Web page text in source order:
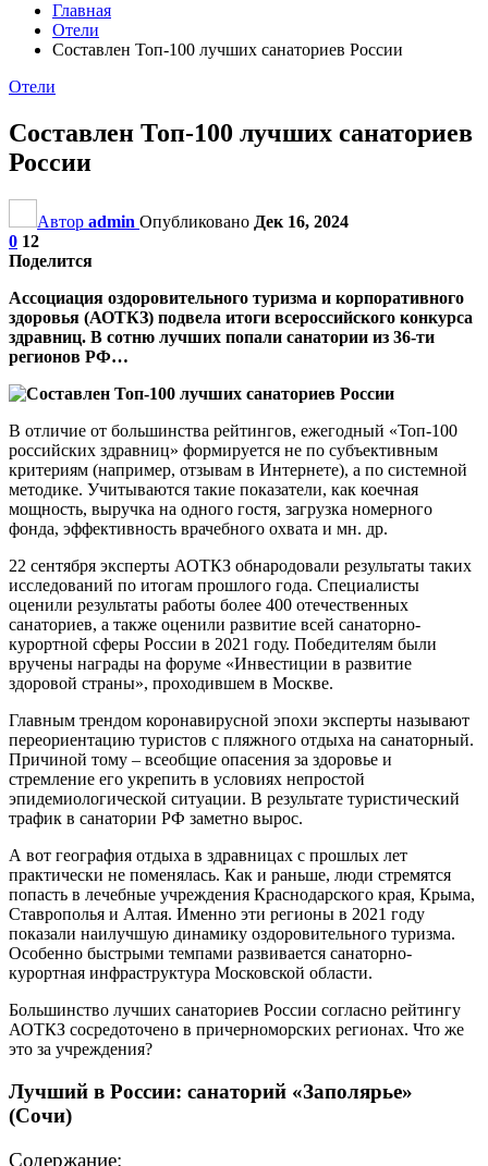
Главная
Отели
Составлен Топ-100 лучших санаториев России
Отели
Составлен Топ-100 лучших санаториев
России
Автор admin Опубликовано Дек 16, 2024
0 12
Поделится
Ассоциация оздоровительного туризма и корпоративного
здоровья (АОТКЗ) подвела итоги всероссийского конкурса
здравниц. В сотню лучших попали санатории из 36-ти
регионов РФ…
В отличие от большинства рейтингов, ежегодный «Топ-100
российских здравниц» формируется не по субъективным
критериям (например, отзывам в Интернете), а по системной
методике. Учитываются такие показатели, как коечная
мощность, выручка на одного гостя, загрузка номерного
фонда, эффективность врачебного охвата и мн. др.
22 сентября эксперты АОТКЗ обнародовали результаты таких
исследований по итогам прошлого года. Специалисты
оценили результаты работы более 400 отечественных
санаториев, а также оценили развитие всей санаторно-
курортной сферы России в 2021 году. Победителям были
вручены награды на форуме «Инвестиции в развитие
здоровой страны», проходившем в Москве.
Главным трендом коронавирусной эпохи эксперты называют
переориентацию туристов с пляжного отдыха на санаторный.
Причиной тому – всеобщие опасения за здоровье и
стремление его укрепить в условиях непростой
эпидемиологической ситуации. В результате туристический
трафик в санатории РФ заметно вырос.
А вот география отдыха в здравницах с прошлых лет
практически не поменялась. Как и раньше, люди стремятся
попасть в лечебные учреждения Краснодарского края, Крыма,
Ставрополья и Алтая. Именно эти регионы в 2021 году
показали наилучшую динамику оздоровительного туризма.
Особенно быстрыми темпами развивается санаторно-
курортная инфраструктура Московской области.
Большинство лучших санаториев России согласно рейтингу
АОТКЗ сосредоточено в причерноморских регионах. Что же
это за учреждения?
Лучший в России: санаторий «Заполярье»
(Сочи)
Содержание: